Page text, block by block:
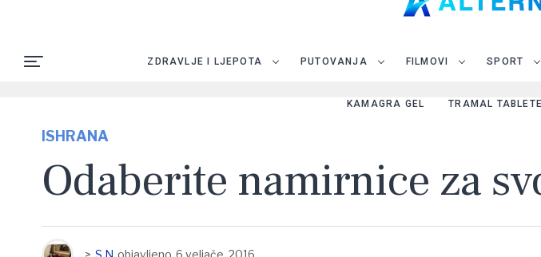
ZDRAVLJE I LJEPOTA PUTOVANJA FILMOVI SPORT
KAMAGRA GEL TRAMAL
ISHRANA
Odaberite namirnice za
> S N objavljeno 6 veljače, 2016